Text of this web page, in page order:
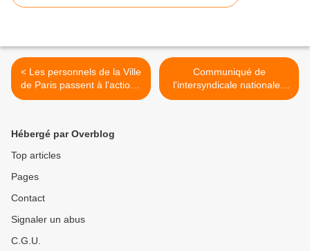
< Les personnels de la Ville
de Paris passent à l'action !
Et maintenant tous.tes en
Communiqué de
l'intersyndicale nationale :
toujours nombreuses et
Hébergé par Overblog
Top articles
Pages
Contact
Signaler un abus
C.G.U.